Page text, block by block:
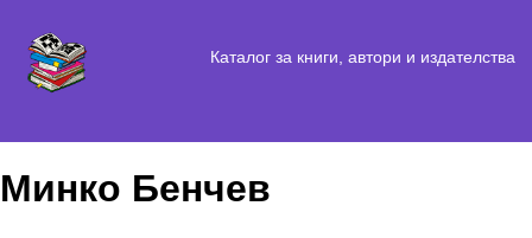
Каталог за книги, автори и издателства
Минко Бенчев